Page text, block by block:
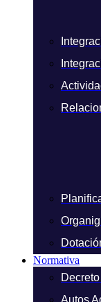
Normativa
Autos